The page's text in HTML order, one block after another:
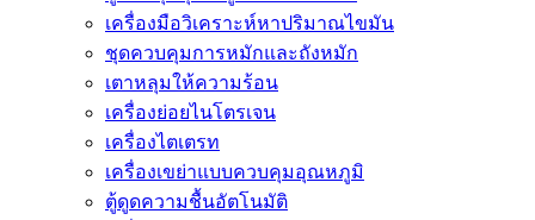
เครื่องมือวิเคราะห์หาปริมาณไขมัน
ชุดควบคุมการหมักและถังหมัก
เตาหลุมให้ความร้อน
เครื่องย่อยไนโตรเจน
เครื่องไตเตรท
เครื่องเขย่าแบบควบคุมอุณหภูมิ
ตู้ดูดความชื้นอัตโนมัติ